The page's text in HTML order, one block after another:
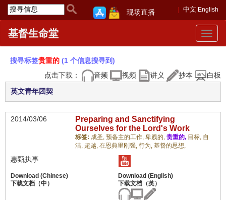
中文 English
现场直播
Toggle
基督生命堂
搜寻标签贵重的 (1 个信息搜寻到)
点击下载：
音频 视频 讲义 抄本 白板
英文青年团契
2014/03/06
Preparing and Sanctifying
Ourselves for the Lord's Work
标签: 成圣, 预备主的工作, 卑贱的, 贵重的, 目标, 自
洁, 超越, 在恩典里刚强, 行为, 基督的思想,
惠甄执事